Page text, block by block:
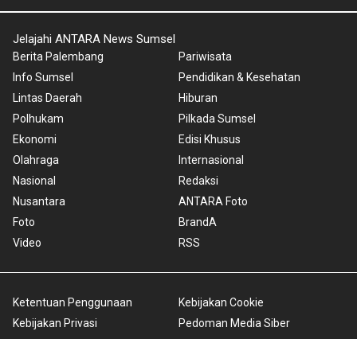
Jelajahi ANTARA News Sumsel
Berita Palembang
Info Sumsel
Lintas Daerah
Polhukam
Ekonomi
Olahraga
Nasional
Nusantara
Foto
Video
Pariwisata
Pendidikan & Kesehatan
Hiburan
Pilkada Sumsel
Edisi Khusus
Internasional
Redaksi
ANTARA Foto
BrandA
RSS
Ketentuan Penggunaan
Kebijakan Privasi
Kebijakan Cookie
Pedoman Media Siber